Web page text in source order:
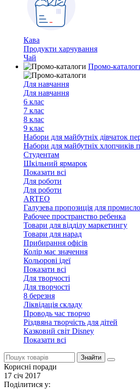
Кава
Продукти харчування
Чай
Промо-
Для навчання
Для навчання
6 клас
7 клас
8 клас
9 клас
Набори для майбутніх дiвчаток
Набори для майбутніх хлопчиків
Студентам
Шкільний ярмарок
Показати всі
Для роботи
Для роботи
ARTEO
Галузева пропозиція для
Рабочее пространство ребенка
Товари для відділу маркетингу
Товари для нарад
Прибирання офісів
Колір має значення
Кольорові ідеї
Показати всі
Для творчостi
Для творчостi
8 березня
Ліквідація складу
Проводь час творчо
Різдвяна творчість для дітей
Казковий світ Disney
Показати всі
Знайти
Корисні поради
17 січ 2017
Поділитися у: